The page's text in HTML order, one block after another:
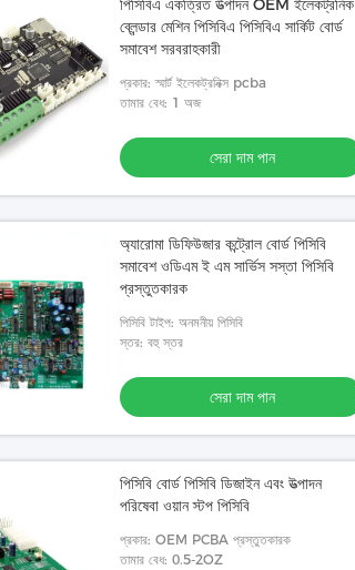
পিসিবিএ একত্রিত উত্পাদন OEM ইলেকট্রনিক
ব্লেন্ডার মেশিন পিসিবিএ পিসিবিএ সার্কিট বোর্ড
সমাবেশ সরবরাহকারী
প্রকার: স্মার্ট ইলেকট্রনিক্স pcba
তামার বেধ: 1 অজ
সেরা দাম পান
অ্যারোমা ডিফিউজার কন্ট্রোল বোর্ড পিসিবি
সমাবেশ ওডিএম ই এম সার্ভিস সস্তা পিসিবি
প্রস্তুতকারক
পিসিবি টাইপ: অনমনীয় পিসিবি
স্তর: বহু স্তর
সেরা দাম পান
পিসিবি বোর্ড পিসিবি ডিজাইন এবং উত্পাদন
পরিষেবা ওয়ান স্টপ পিসিবি
প্রকার: OEM PCBA প্রস্তুতকারক
তামার বেধ: 0.5-2OZ